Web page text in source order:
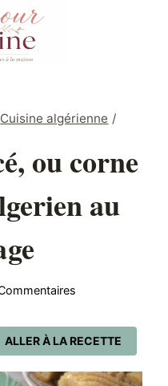
Cuisine algérienne /
ou corne
au
ALLER À LA RECETTE